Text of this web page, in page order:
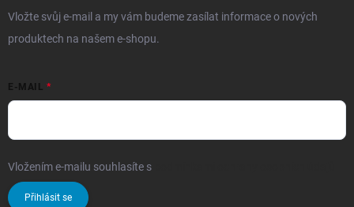
Vložte svůj e-mail a my vám budeme zasílat informace o nových
produktech na našem e-shopu.
E-MAIL
Vložením e-mailu souhlasíte s
Přihlásit se